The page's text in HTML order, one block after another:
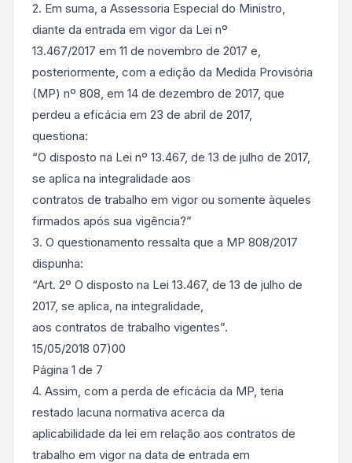
2. Em suma, a Assessoria Especial do Ministro,
diante da entrada em vigor da Lei nº
13.467/2017 em 11 de novembro de 2017 e,
posteriormente, com a edição da Medida Provisória
(MP) nº 808, em 14 de dezembro de 2017, que
perdeu a eficácia em 23 de abril de 2017,
questiona:
“O disposto na Lei nº 13.467, de 13 de julho de 2017,
se aplica na integralidade aos
contratos de trabalho em vigor ou somente àqueles
firmados após sua vigência?”
3. O questionamento ressalta que a MP 808/2017
dispunha:
“Art. 2º O disposto na Lei 13.467, de 13 de julho de
2017, se aplica, na integralidade,
aos contratos de trabalho vigentes”.
15/05/2018 07)00
Página 1 de 7
4. Assim, com a perda de eficácia da MP, teria
restado lacuna normativa acerca da
aplicabilidade da lei em relação aos contratos de
trabalho em vigor na data de entrada em